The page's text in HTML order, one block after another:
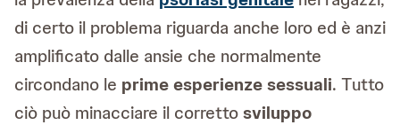
di certo il problema riguarda anche loro ed è anzi
amplificato dalle ansie che normalmente
circondano le prime esperienze sessuali. Tutto
ciò può minacciare il correttosviluppo